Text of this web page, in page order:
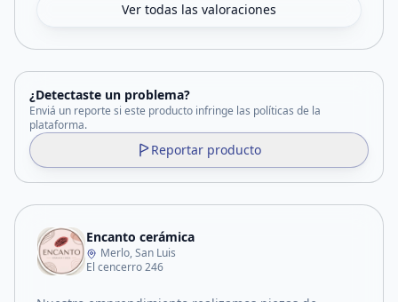
Ver todas las valoraciones
¿Detectaste un problema?
Enviá un reporte si este producto infringe las políticas de la
plataforma.
Reportar producto
Encanto cerámica
Merlo, San Luis
El cencerro 246